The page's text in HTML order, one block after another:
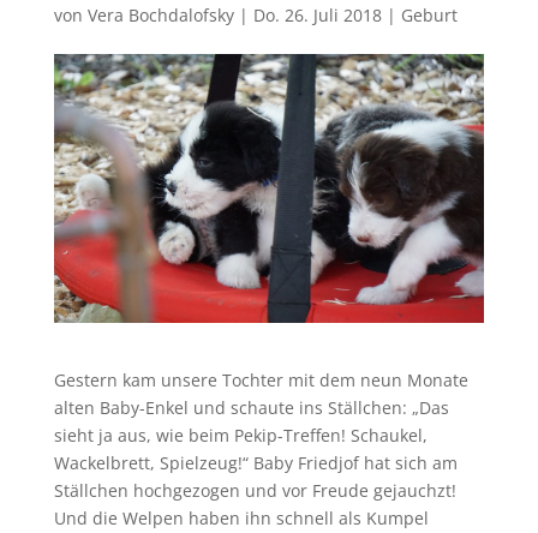
von Vera Bochdalofsky| Do. 26. Juli 2018| Geburt
Gestern kam unsere Tochter mit dem neun Monate
alten Baby-Enkel und schaute ins Ställchen: „Das
sieht ja aus, wie beim Pekip-Treffen! Schaukel,
Wackelbrett, Spielzeug!“ Baby Friedjof hat sich am
Ställchen hochgezogen und vor Freude gejauchzt!
Und die Welpen haben ihn schnell als Kumpel